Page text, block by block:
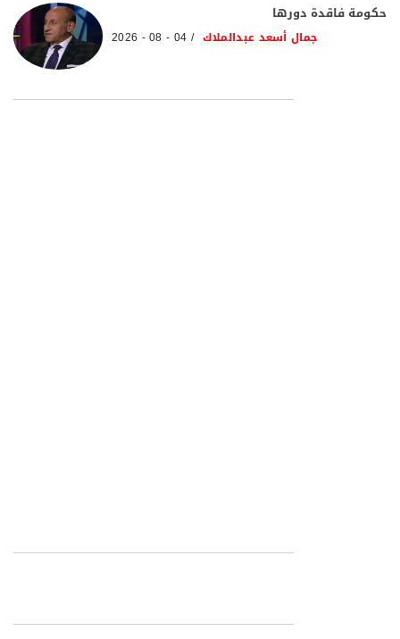
حكومة فاقدة دورها
جمال أسعد عبدالملاك 04 - 08 - 2026